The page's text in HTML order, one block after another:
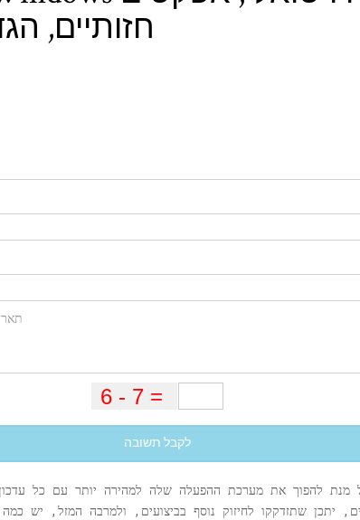
חזותיים,
לקבל תשובה
מנת להפוך את מערכת ההפעלה שלה למהירה יותר עם כל
יתכן שתזדקקו לחיזוק נוסף בביצועים, ולמרבה המזל, יש